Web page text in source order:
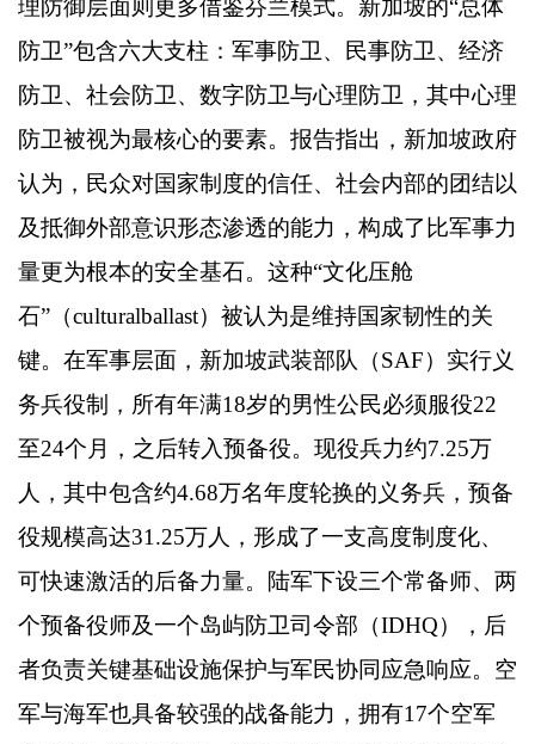
理防御层面则更多借鉴芬兰模式。新加坡的“总体
防卫”包含六大支柱：军事防卫、民事防卫、经济
防卫、社会防卫、数字防卫与心理防卫，其中心理
防卫被视为最核心的要素。报告指出，新加坡政府
认为，民众对国家制度的信任、社会内部的团结以
及抵御外部意识形态渗透的能力，构成了比军事力
量更为根本的安全基石。这种“文化压舱
石” （culturalballast）被认为是维持国家韧性的关
键。在军事层面，新加坡武装部队（SAF）实行义
务兵役制，所有年满18岁的男性公民必须服役22
至24个月，之后转入预备役。现役兵力约7.25万
人，其中包含约4.68万名年度轮换的义务兵，预备
役规模高达31.25万人，形成了一支高度制度化、
可快速激活的后备力量。陆军下设三个常备师、两
个预备役师及一个岛屿防卫司令部（IDHQ），后
者负责关键基础设施保护与军民协同应急响应。空
军与海军也具备较强的战备能力，拥有17个空军